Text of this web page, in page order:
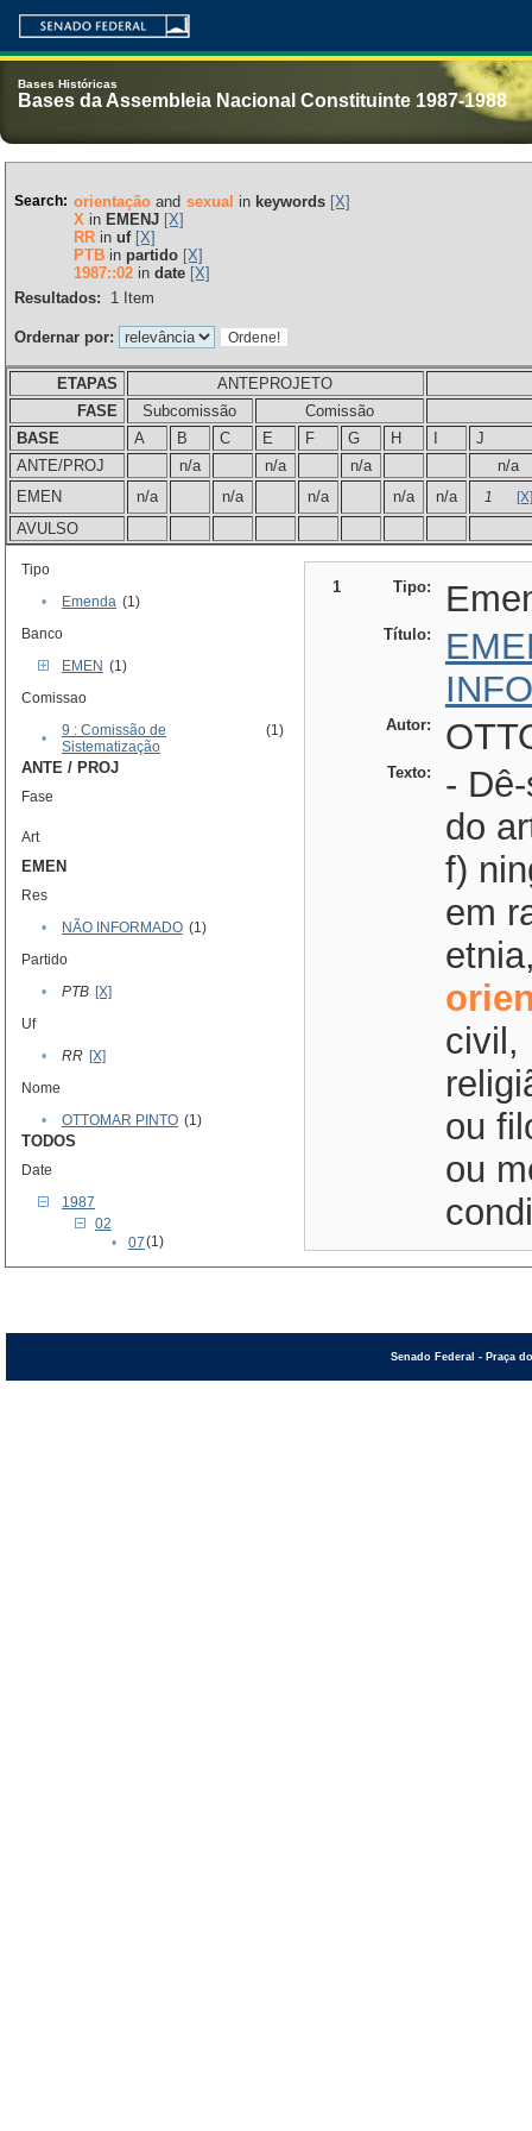
Bases Históricas
Bases da Assembleia Nacional Constituinte 1987-1988
Search: orientaçãoand sexual in keywords [X]
Xin EMENJ [X]
RRin uf [X]
PTBin partido [X]
1987::02in date [X]
Resultados:
1Item
Ordernar por:
ETAPAS
ANTEPROJETO
FASE
Subcomissão
Comissão
BASE
A B C E F G H
J
ANTE/PROJ
n/a n/a n/a
n/a
EMEN
n/a n/a n/a n/a n/a 1 [X]
AVULSO
Tipo
•
Emenda (1)
Banco
EMEN (1)
Comissao
•
9 : Comissão de
Sistematização
(1)
ANTE / PROJ
Fase
Art
EMEN
Res
•
NÃO INFORMADO (1)
Partido
•
PTB [X]
Uf
•
RR [X]
Nome
•
OTTOMAR PINTO (1)
TODOS
Date
1987
02
•
07(1)
1 Tipo:
Título:
Autor:
Texto:
-
do
f)
em
civil,
ou
ou
Senado Federal - Praça